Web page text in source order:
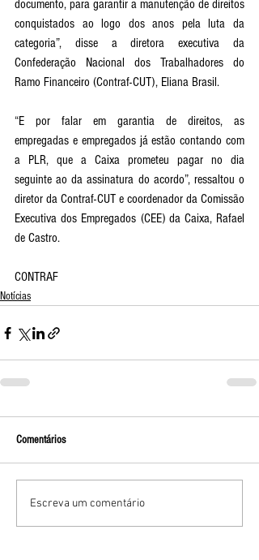
documento, para garantir a manutenção de direitos
conquistados ao logo dos anos pela luta da
categoria”, disse a diretora executiva da
Confederação Nacional dos Trabalhadores do
Ramo Financeiro (Contraf-CUT), Eliana Brasil.
“E por falar em garantia de direitos, as
empregadas e empregados já estão contando com
a PLR, que a Caixa prometeu pagar no dia
seguinte ao da assinatura do acordo”, ressaltou o
diretor da Contraf-CUT e coordenador da Comissão
Executiva dos Empregados (CEE) da Caixa, Rafael
de Castro.
CONTRAF
Notícias
Comentários
Escreva um comentário